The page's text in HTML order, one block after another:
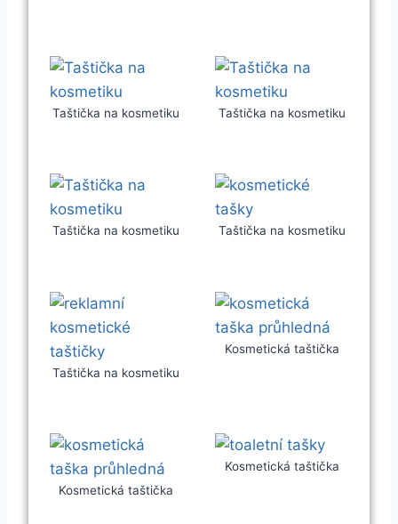
Taštička na kosmetiku Taštička na kosmetiku
Taštička na kosmetiku Taštička na kosmetiku
Taštička na kosmetiku
Kosmetická taštička
Kosmetická taštička
Kosmetická taštička